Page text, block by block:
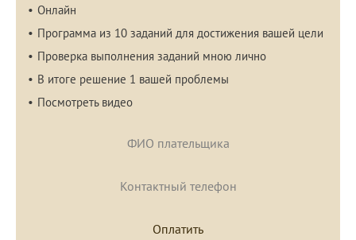
Онлайн
Программа из 10 заданий для достижения вашей цели
Проверка выполнения заданий мною лично
В итоге решение 1 вашей проблемы
Посмотреть видео